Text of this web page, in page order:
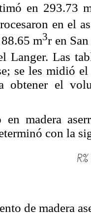
en 293.73
en el
m3r en
Langer. Las
se les midió
obtener el
en madera
con la
de madera